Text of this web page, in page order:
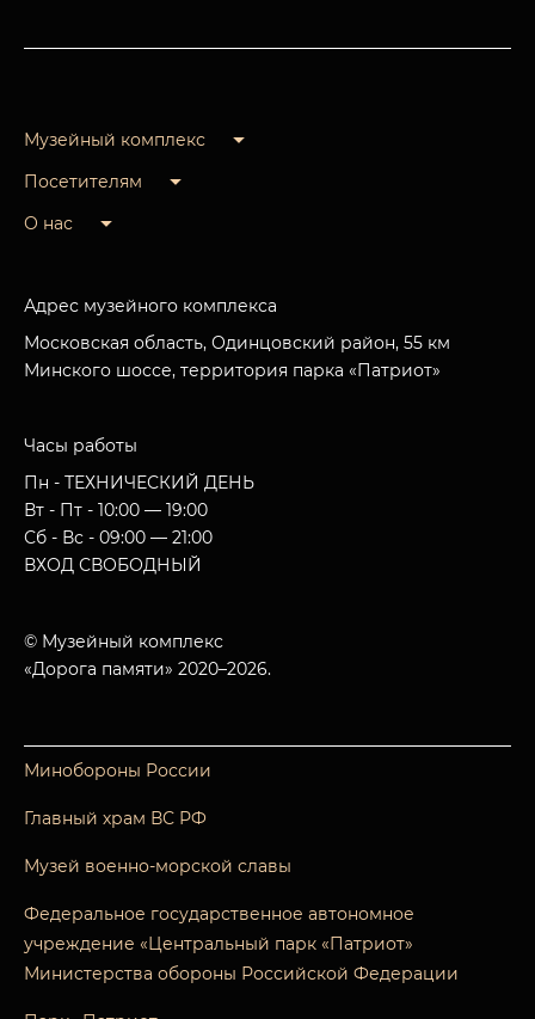
Музейный комплекс
Посетителям
О нас
Адрес музейного комплекса
Московская область, Одинцовский район, 55 км
Минского шоссе, территория парка «Патриот»
Часы работы
Пн - ТЕХНИЧЕСКИЙ ДЕНЬ
Вт - Пт - 10:00 — 19:00
Сб - Вс - 09:00 — 21:00
ВХОД СВОБОДНЫЙ
© Музейный комплекс
«Дорога памяти» 2020–2026.
Минобороны России
Главный храм ВС РФ
Музей военно-морской славы
Федеральное государственное автономное
учреждение «Центральный парк «Патриот»
Министерства обороны Российской Федерации